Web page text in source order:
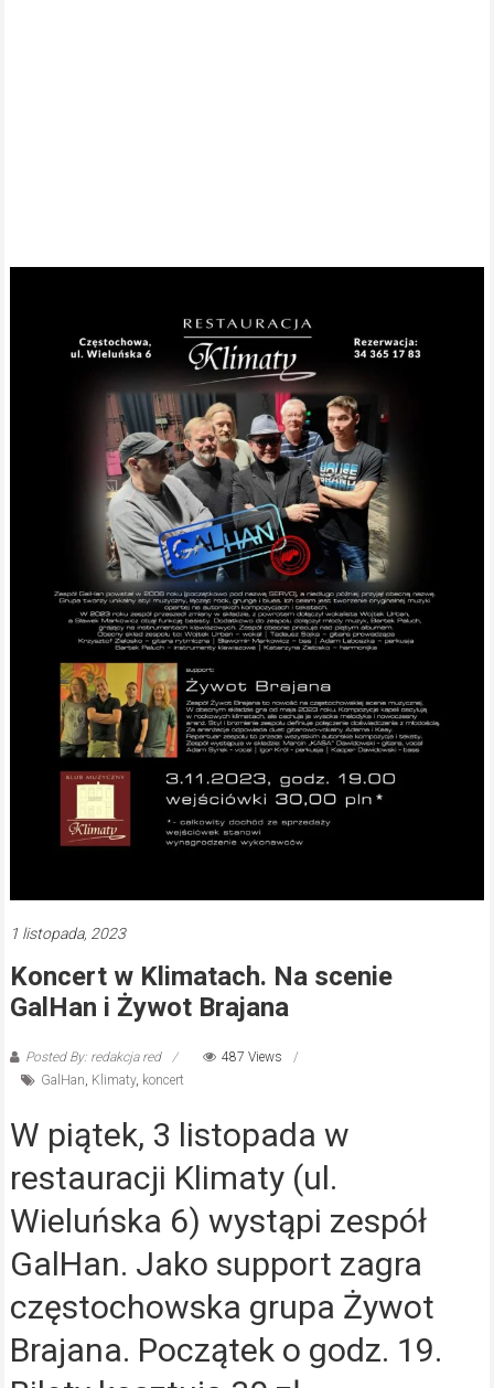
1 listopada, 2023
Koncert w Klimatach. Na scenie
GalHan i Żywot Brajana
Posted By: redakcja red
487 Views
GalHan Klimaty, koncert
W piątek, 3 listopada w
restauracji Klimaty (ul.
Wieluńska 6) wystąpi zespół
GalHan. Jako support zagra
częstochowska grupa Żywot
Brajana. Początek o godz. 19.